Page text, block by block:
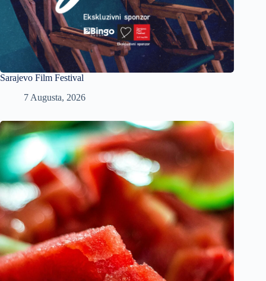
Sarajevo Film Festival
7 Augusta, 2026